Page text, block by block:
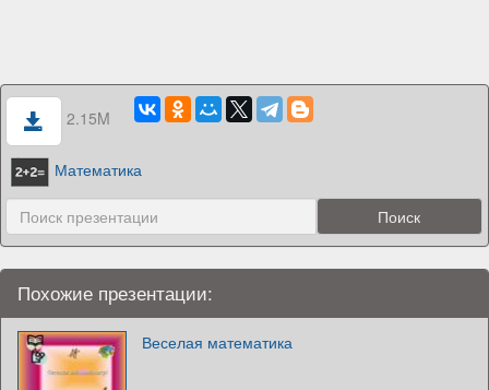
2.15M
Математика
Похожие презентации:
Веселая математика